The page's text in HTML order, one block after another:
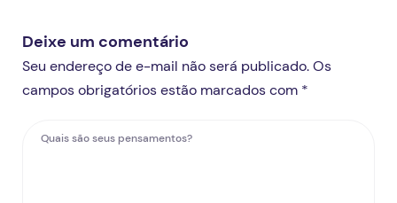
Deixe um comentário
Seu endereço de e-mail não será publicado. Os
campos obrigatórios estão marcados com *